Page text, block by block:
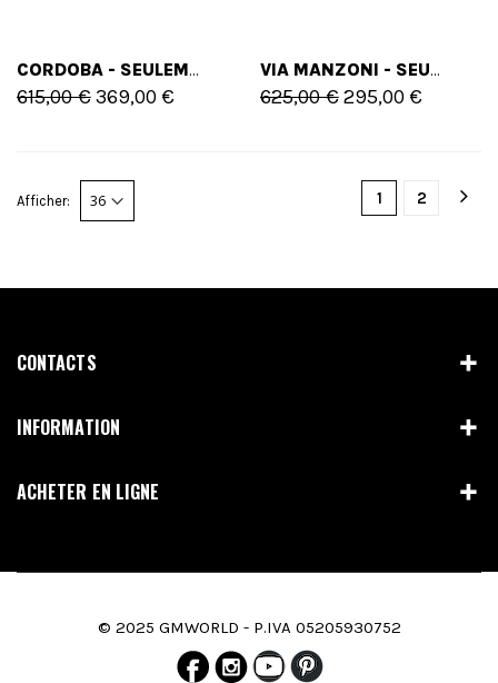
CORDOBA - SEULEMENT 41 EU - 8 US
615,00 €369,00 €
VIA MANZONI - SEULEMENT 45 EU
625,00 €295,00 €
1 2
Afficher:
CONTACTS
INFORMATION
ACHETER EN LIGNE
© 2025 GMWORLD - P.IVA 05205930752